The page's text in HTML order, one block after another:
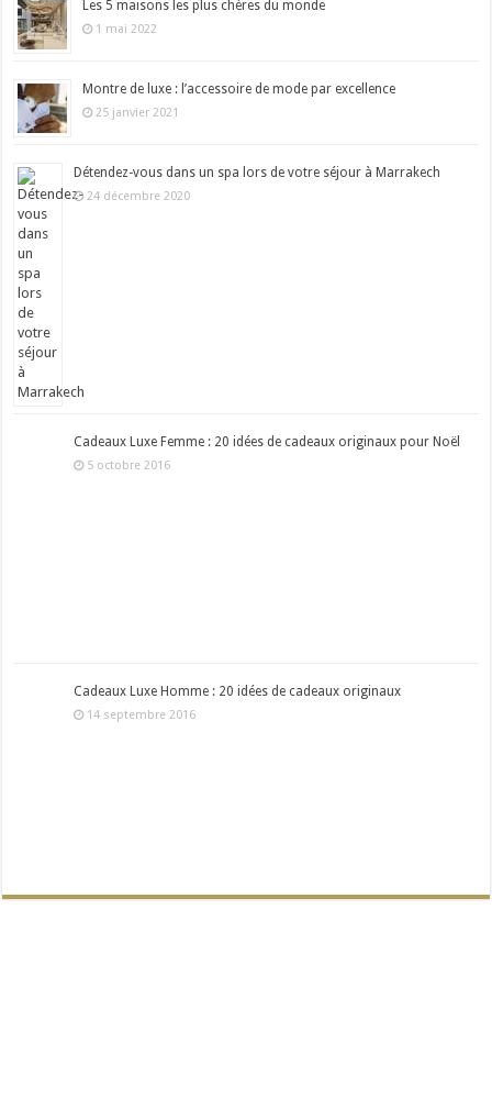
Les 5 maisons les plus chères du monde
1 mai 2022
Montre de luxe : l’accessoire de mode par excellence
25 janvier 2021
Détendez-vous dans un spa lors de votre séjour à Marrakech
24 décembre 2020
Cadeaux Luxe Femme : 20 idées de cadeaux originaux pour Noël
5 octobre 2016
Cadeaux Luxe Homme : 20 idées de cadeaux originaux
14 septembre 2016